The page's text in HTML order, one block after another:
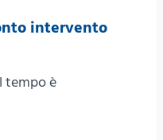
intervento
tempo è